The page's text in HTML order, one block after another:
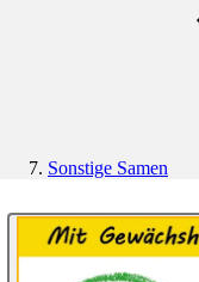
Sonstige Samen